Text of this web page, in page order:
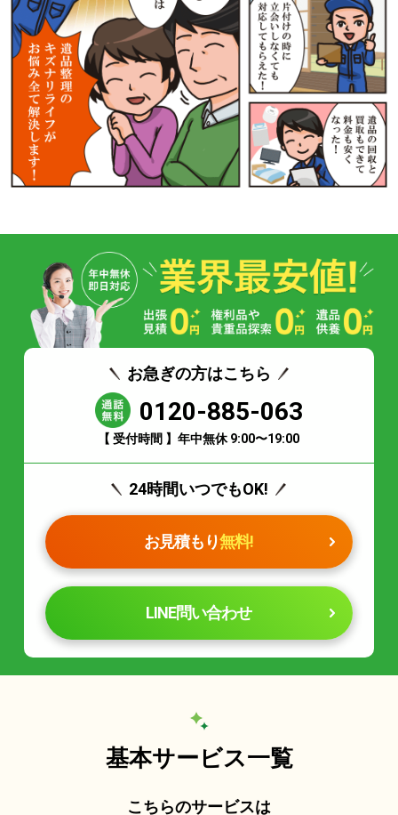
お急ぎの方はこちら
0120-885-063
【 受付時間 】年中無休 9:00〜19:00
24時間いつでもOK!
お見積もり無料!
LINE問い合わせ
基本サービス一覧
こちらのサービスは